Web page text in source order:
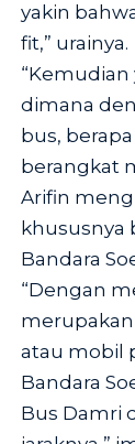
yakin
fit,” urainya.
dimana
bus,
berangkat
Arifin
khususnya
Bandara
“Dengan
atau mobil
Bandara
Bus Damri